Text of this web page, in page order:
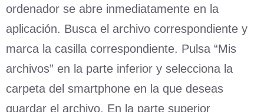
ordenador se abre inmediatamente en la
aplicación. Busca el archivo correspondiente y
marca la casilla correspondiente. Pulsa “Mis
archivos” en la parte inferior y selecciona la
carpeta del smartphone en la que deseas
guardar el archivo. En la parte superior